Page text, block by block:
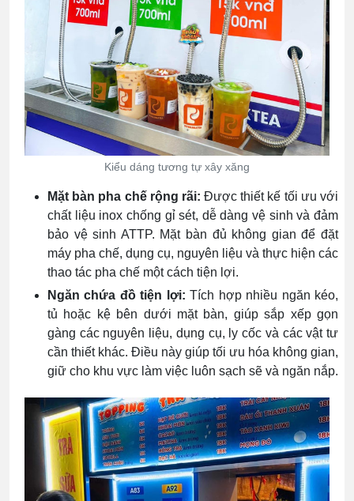
Kiểu dáng tương tự xây xăng
Mặt bàn pha chế rộng rãi: Được thiết kế tối ưu với
chất liệu inox chống gỉ sét, dễ dàng vệ sinh và đảm
bảo vệ sinh ATTP. Mặt bàn đủ không gian để đặt
máy pha chế, dụng cụ, nguyên liệu và thực hiện các
thao tác pha chế một cách tiện lợi.
Ngăn chứa đồ tiện lợi:Tích hợp nhiều ngăn kéo,
tủ hoặc kệ bên dưới mặt bàn, giúp sắp xếp gọn
gàng các nguyên liệu, dụng cụ, ly cốc và các vật tư
cần thiết khác. Điều này giúp tối ưu hóa không gian,
giữ cho khu vực làm việc luôn sạch sẽ và ngăn nắp.